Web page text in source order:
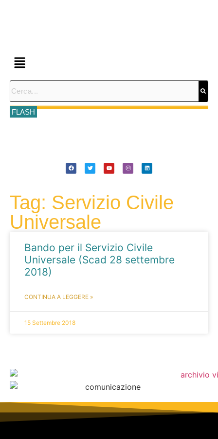
FLASH
Tag: Servizio Civile
Universale
Bando per il Servizio Civile
Universale (Scad 28 settembre
2018)
CONTINUA A LEGGERE »
15 Settembre 2018